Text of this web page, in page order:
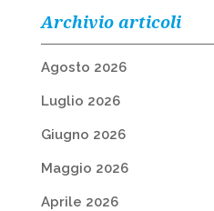
Archivio articoli
Agosto 2026
Luglio 2026
Giugno 2026
Maggio 2026
Aprile 2026